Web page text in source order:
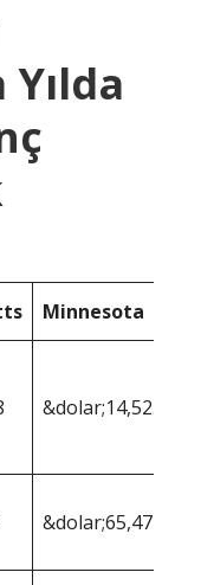
Minnesota
&dolar;14,523
&dolar;65,477